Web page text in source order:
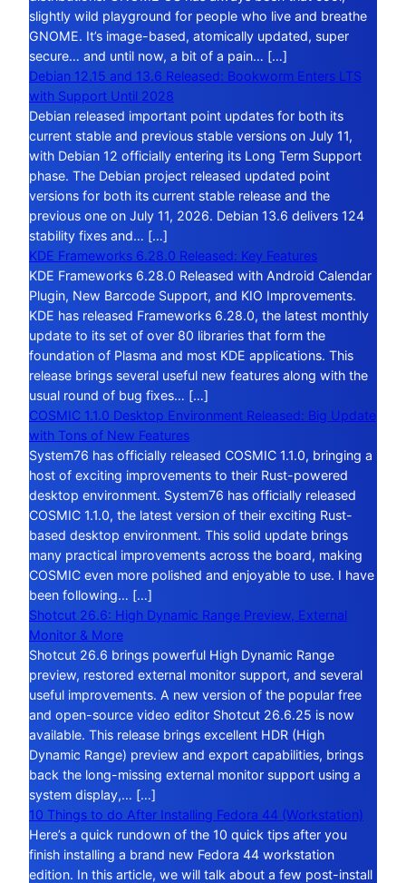
slightly wild playground for people who live and breathe
GNOME. It’s image-based, atomically updated, super
secure… and until now, a bit of a pain… […]
Debian 12.15 and 13.6 Released: Bookworm Enters LTS
with Support Until 2028
Debian released important point updates for both its
current stable and previous stable versions on July 11,
with Debian 12 officially entering its Long Term Support
phase. The Debian project released updated point
versions for both its current stable release and the
previous one on July 11, 2026. Debian 13.6 delivers 124
stability fixes and… […]
KDE Frameworks 6.28.0 Released: Key Features
KDE Frameworks 6.28.0 Released with Android Calendar
Plugin, New Barcode Support, and KIO Improvements.
KDE has released Frameworks 6.28.0, the latest monthly
update to its set of over 80 libraries that form the
foundation of Plasma and most KDE applications. This
release brings several useful new features along with the
usual round of bug fixes… […]
COSMIC 1.1.0 Desktop Environment Released: Big Update
with Tons of New Features
System76 has officially released COSMIC 1.1.0, bringing a
host of exciting improvements to their Rust-powered
desktop environment. System76 has officially released
COSMIC 1.1.0, the latest version of their exciting Rust-
based desktop environment. This solid update brings
many practical improvements across the board, making
COSMIC even more polished and enjoyable to use. I have
been following… […]
Shotcut 26.6: High Dynamic Range Preview, External
Monitor & More
Shotcut 26.6 brings powerful High Dynamic Range
preview, restored external monitor support, and several
useful improvements. A new version of the popular free
and open-source video editor Shotcut 26.6.25 is now
available. This release brings excellent HDR (High
Dynamic Range) preview and export capabilities, brings
back the long-missing external monitor support using a
system display,… […]
10 Things to do After Installing Fedora 44 (Workstation)
Here’s a quick rundown of the 10 quick tips after you
finish installing a brand new Fedora 44 workstation
edition. In this article, we will talk about a few post-install